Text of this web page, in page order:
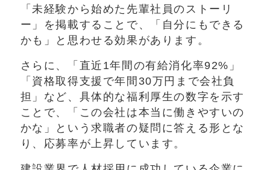
「未経験から始めた先輩社員のストーリ
ー」を掲載することで、「自分にもできる
かも」と思わせる効果があります。
さらに、「直近1年間の有給消化率92%」
「資格取得支援で年間30万円まで会社負
担」など、具体的な福利厚生の数字を示す
ことで、「この会社は本当に働きやすいの
かな」という求職者の疑問に答える形とな
り、応募率が上昇しています。